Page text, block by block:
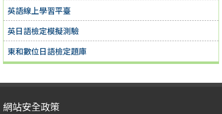
英語線上學習平臺
英日語檢定模擬測驗
東和數位日語檢定題庫
網站安全政策